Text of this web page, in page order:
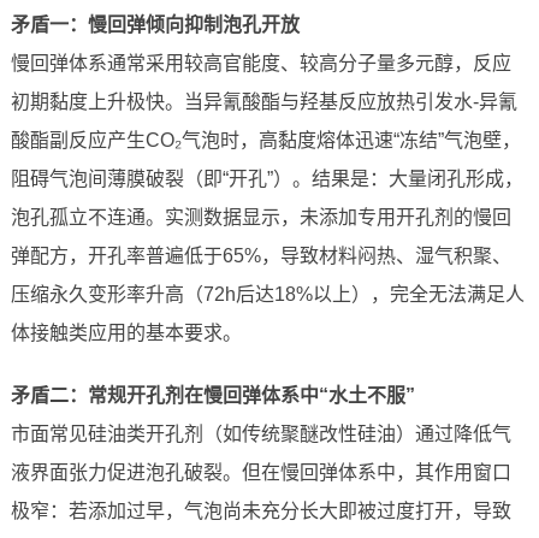
矛盾一：慢回弹倾向抑制泡孔开放
慢回弹体系通常采用较高官能度、较高分子量多元醇，反应
初期黏度上升极快。当异氰酸酯与羟基反应放热引发水-异氰
酸酯副反应产生CO₂气泡时，高黏度熔体迅速“冻结”气泡壁，
阻碍气泡间薄膜破裂（即“开孔”）。结果是：大量闭孔形成，
泡孔孤立不连通。实测数据显示，未添加专用开孔剂的慢回
弹配方，开孔率普遍低于65%，导致材料闷热、湿气积聚、
压缩永久变形率升高（72h后达18%以上），完全无法满足人
体接触类应用的基本要求。
矛盾二：常规开孔剂在慢回弹体系中“水土不服”
市面常见硅油类开孔剂（如传统聚醚改性硅油）通过降低气
液界面张力促进泡孔破裂。但在慢回弹体系中，其作用窗口
极窄：若添加过早，气泡尚未充分长大即被过度打开，导致